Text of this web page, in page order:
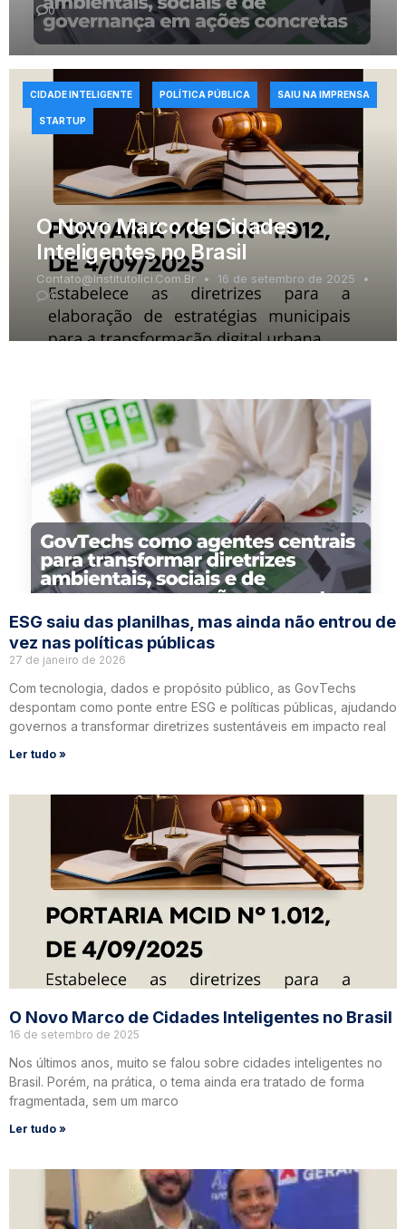
0
O Novo Marco de Cidades
Inteligentes no Brasil
Contato@institutolici.com.br
16 de setembro de 2025
0
CIDADE INTELIGENTE POLÍTICA PÚBLICA SAIU NA IMPRENSA
STARTUP
ESG saiu das planilhas, mas ainda não entrou de
vez nas políticas públicas
27 de janeiro de 2026
Com tecnologia, dados e propósito público, as GovTechs
despontam como ponte entre ESG e políticas públicas, ajudando
governos a transformar diretrizes sustentáveis em impacto real
Ler tudo »
O Novo Marco de Cidades Inteligentes no Brasil
16 de setembro de 2025
Nos últimos anos, muito se falou sobre cidades inteligentes no
Brasil. Porém, na prática, o tema ainda era tratado de forma
fragmentada, sem um marco
Ler tudo »